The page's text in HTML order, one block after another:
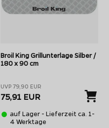
Broil King Grillunterlage Silber /
180 x 90 cm
UVP 79,90 EUR
75,91 EUR
auf Lager - Lieferzeit ca. 1-
4 Werktage